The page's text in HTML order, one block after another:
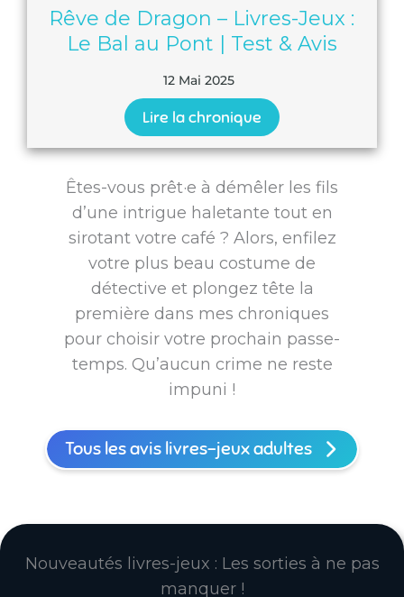
Rêve de Dragon – Livres-Jeux :
Le Bal au Pont | Test & Avis
12 Mai 2025
Lire la chronique
Êtes-vous prêt·e à démêler les fils
d’une intrigue haletante tout en
sirotant votre café ? Alors, enfilez
votre plus beau costume de
détective et plongez tête la
première dans mes chroniques
pour choisir votre prochain passe-
temps. Qu’aucun crime ne reste
impuni !
Tous les avis livres-jeux adultes
Nouveautés livres-jeux : Les sorties à ne pas
manquer !